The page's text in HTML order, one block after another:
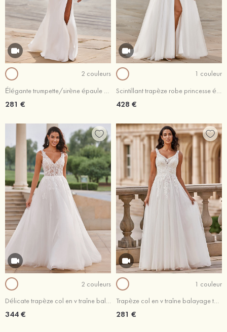
2 couleurs
Élégante trumpette/sirène épaule dénudée crêpe élastique traîne cour robe de mariée
281 €
1 couleur
Scintillant trapèze robe princesse épaule dénudée tulle traîne balayage robe de mariée
428 €
2 couleurs
Délicate trapèze col en v traîne balayage tulle robe de mariée
344 €
1 couleur
Trapèze col en v traîne balayage tulle robe de mariée avec appliqué
281 €